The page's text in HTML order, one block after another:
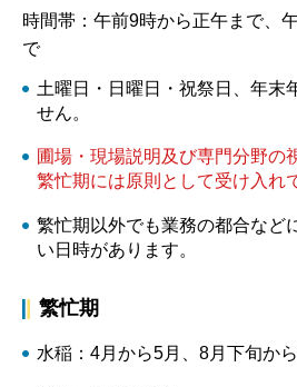
時間帯：午前9時から正午まで、
で
土曜日・日曜日・祝祭日、年末
せん。
圃場・現場説明及び専門分野の
繁忙期には原則として受け入れ
繁忙期以外でも業務の都合など
い日時があります。
繁忙期
水稲：4月から5月、8月下旬か